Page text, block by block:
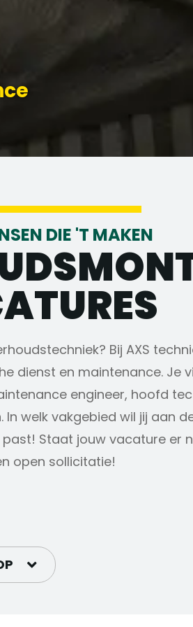
DIE 'T MAKEN
Bij AXS
dienst en maintenance. Je
engineer, hoofd
welk vakgebied wil jij aan
Staat jouw vacature er
open sollicitatie!